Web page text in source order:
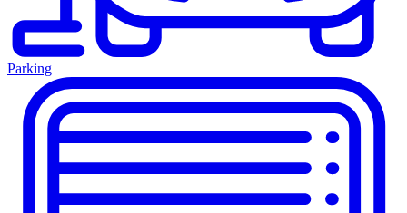
Parking